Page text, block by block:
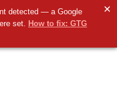
detected — a Google
set. How to fix: GTG
✕